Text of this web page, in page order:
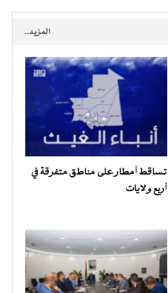
المزيد..
تساقط أمطار على مناطق متفرقة في
أربع ولايات